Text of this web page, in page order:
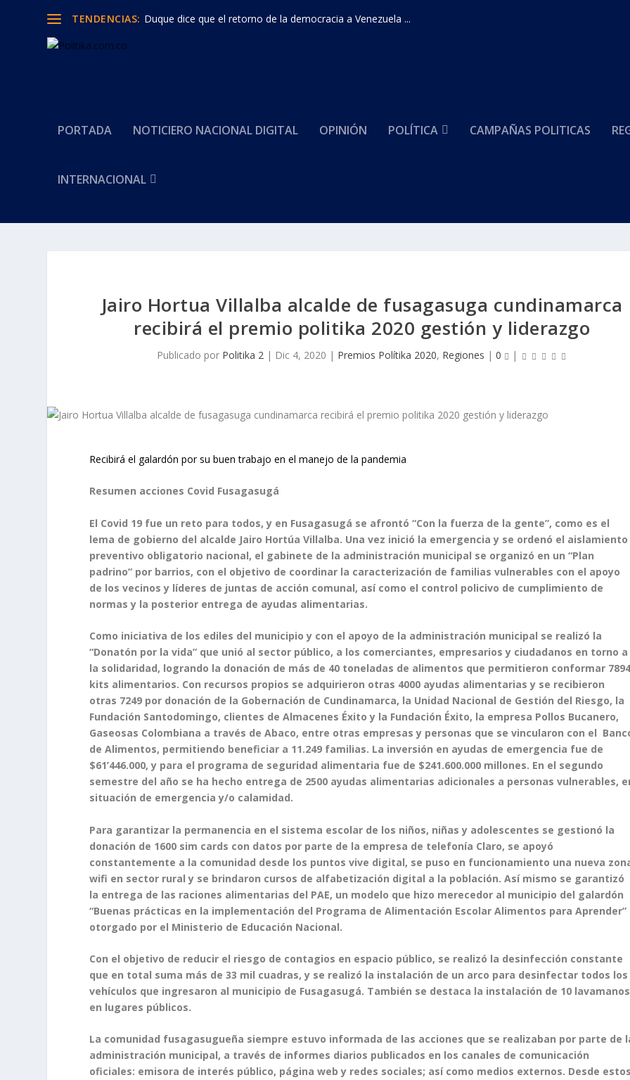
TENDENCIAS: Duque dice que el retorno de la democracia a Venezuela ...
PORTADA NOTICIERO NACIONAL DIGITAL OPINIÓN POLÍTICA CAMPAÑAS POLITICAS
INTERNACIONAL
Jairo Hortua Villalba alcalde de fusagasuga cundinamarca
recibirá el premio politika 2020 gestión y liderazgo
Publicado por Politika 2 | Dic 4, 2020 | Premios Polítika 2020, Regiones |0 |
Recibirá el galardón por su buen trabajo en el manejo de la pandemia
Resumen acciones Covid Fusagasugá
El Covid 19 fue un reto para todos, y en Fusagasugá se afrontó “Con la fuerza de la gente”, como es el
lema de gobierno del alcalde Jairo Hortúa Villalba. Una vez inició la emergencia y se ordenó el aislamiento
preventivo obligatorio nacional, el gabinete de la administración municipal se organizó en un “Plan
padrino” por barrios, con el objetivo de coordinar la caracterización de familias vulnerables con el apoyo
de los vecinos y líderes de juntas de acción comunal, así como el control policivo de cumplimiento de
normas y la posterior entrega de ayudas alimentarias.
Como iniciativa de los ediles del municipio y con el apoyo de la administración municipal se realizó la
“Donatón por la vida” que unió al sector público, a los comerciantes, empresarios y ciudadanos en torno a
la solidaridad, logrando la donación de más de 40 toneladas de alimentos que permitieron conformar
kits alimentarios. Con recursos propios se adquirieron otras 4000 ayudas alimentarias y se recibieron
otras 7249 por donación de la Gobernación de Cundinamarca, la Unidad Nacional de Gestión del Riesgo, la
Fundación Santodomingo, clientes de Almacenes Éxito y la Fundación Éxito, la empresa Pollos Bucanero,
Gaseosas Colombiana a través de Abaco, entre otras empresas y personas que se vincularon con el
de Alimentos, permitiendo beneficiar a 11.249 familias. La inversión en ayudas de emergencia fue de
$61’446.000, y para el programa de seguridad alimentaria fue de $241.600.000 millones. En el segundo
semestre del año se ha hecho entrega de 2500 ayudas alimentarias adicionales a personas vulnerables,
situación de emergencia y/o calamidad.
Para garantizar la permanencia en el sistema escolar de los niños, niñas y adolescentes se gestionó la
donación de 1600 sim cards con datos por parte de la empresa de telefonía Claro, se apoyó
constantemente a la comunidad desde los puntos vive digital, se puso en funcionamiento una nueva
wifi en sector rural y se brindaron cursos de alfabetización digital a la población. Así mismo se garantizó
la entrega de las raciones alimentarias del PAE, un modelo que hizo merecedor al municipio del galardón
“Buenas prácticas en la implementación del Programa de Alimentación Escolar Alimentos para Aprender”
otorgado por el Ministerio de Educación Nacional.
Con el objetivo de reducir el riesgo de contagios en espacio público, se realizó la desinfección constante
que en total suma más de 33 mil cuadras, y se realizó la instalación de un arco para desinfectar todos los
vehículos que ingresaron al municipio de Fusagasugá. También se destaca la instalación de 10 lavamanos
en lugares públicos.
La comunidad fusagasugueña siempre estuvo informada de las acciones que se realizaban por parte de
administración municipal, a través de informes diarios publicados en los canales de comunicación
oficiales: emisora de interés público, página web y redes sociales; así como medios externos. Desde